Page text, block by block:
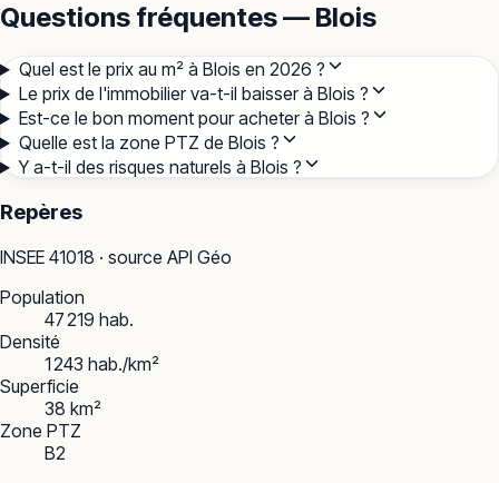
Questions fréquentes — Blois
Quel est le prix au m² à Blois en 2026 ?
Le prix de l'immobilier va-t-il baisser à Blois ?
Est-ce le bon moment pour acheter à Blois ?
Quelle est la zone PTZ de Blois ?
Y a-t-il des risques naturels à Blois ?
Repères
INSEE 41018 · source API Géo
Population
47 219 hab.
Densité
1 243 hab./km²
Superficie
38 km²
Zone PTZ
B2